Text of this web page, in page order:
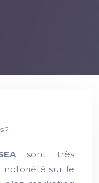
?
sont très
notoriété sur le